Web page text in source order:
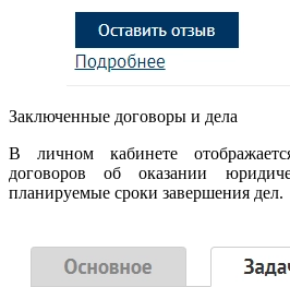
Заключенные договоры и дела
В личном кабинете
договоров об оказании
планируемые сроки завершения дел.